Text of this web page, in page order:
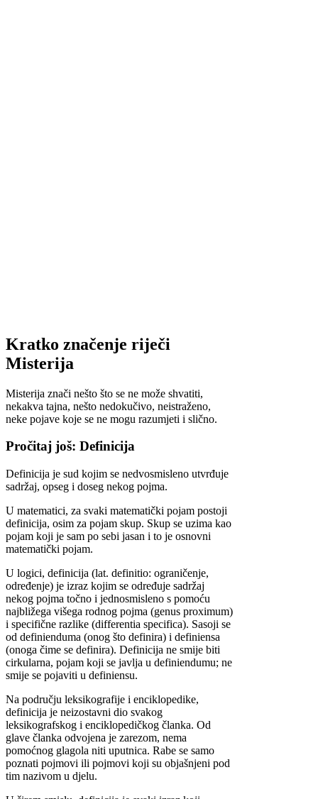
Kratko značenje riječi
Misterija
Misterija znači nešto što se ne može shvatiti,
nekakva tajna, nešto nedokučivo, neistraženo,
neke pojave koje se ne mogu razumjeti i slično.
Pročitaj još: Definicija
Definicija je sud kojim se nedvosmisleno utvrđuje
sadržaj, opseg i doseg nekog pojma.
U matematici, za svaki matematički pojam postoji
definicija, osim za pojam skup. Skup se uzima kao
pojam koji je sam po sebi jasan i to je osnovni
matematički pojam.
U logici, definicija (lat. definitio: ograničenje,
određenje) je izraz kojim se određuje sadržaj
nekog pojma točno i jednosmisleno s pomoću
najbližega višega rodnog pojma (genus proximum)
i specifične razlike (differentia specifica). Sasoji se
od definienduma (onog što definira) i definiensa
(onoga čime se definira). Definicija ne smije biti
cirkularna, pojam koji se javlja u definiendumu; ne
smije se pojaviti u definiensu.
Na području leksikografije i enciklopedike,
definicija je neizostavni dio svakog
leksikografskog i enciklopedičkog članka. Od
glave članka odvojena je zarezom, nema
pomoćnog glagola niti uputnica. Rabe se samo
poznati pojmovi ili pojmovi koji su objašnjeni pod
tim nazivom u djelu.